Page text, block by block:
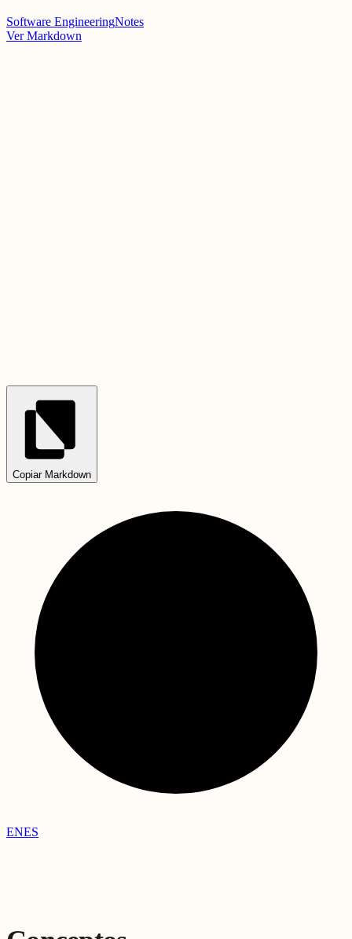
Software EngineeringNotes
Ver Markdown
Copiar Markdown
ENES